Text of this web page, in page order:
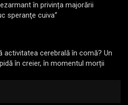
în privința majorării
speranţe cuiva“
activitatea cerebrală în comă? Un
în creier, în momentul morții